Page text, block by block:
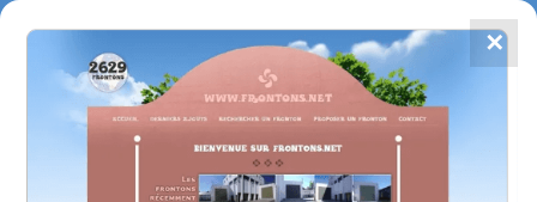
4784
frontones
✕